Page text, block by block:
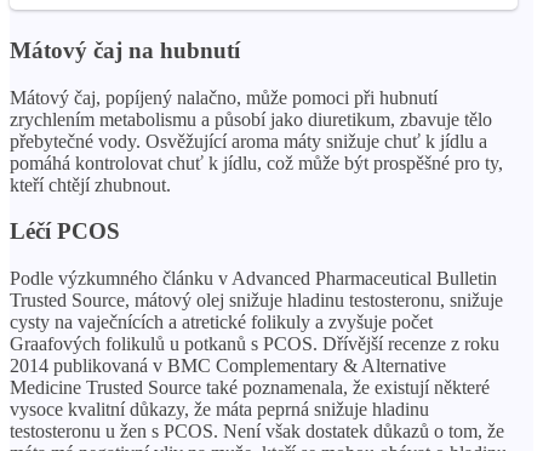
Mátový čaj na hubnutí
Mátový čaj, popíjený nalačno, může pomoci při hubnutí
zrychlením metabolismu a působí jako diuretikum, zbavuje tělo
přebytečné vody. Osvěžující aroma máty snižuje chuť k jídlu a
pomáhá kontrolovat chuť k jídlu, což může být prospěšné pro ty,
kteří chtějí zhubnout.
Léčí PCOS
Podle výzkumného článku v Advanced Pharmaceutical Bulletin
Trusted Source, mátový olej snižuje hladinu testosteronu, snižuje
cysty na vaječnících a atretické folikuly a zvyšuje počet
Graafových folikulů u potkanů ​​s PCOS. Dřívější recenze z roku
2014 publikovaná v BMC Complementary & Alternative
Medicine Trusted Source také poznamenala, že existují některé
vysoce kvalitní důkazy, že máta peprná snižuje hladinu
testosteronu u žen s PCOS. Není však dostatek důkazů o tom, že